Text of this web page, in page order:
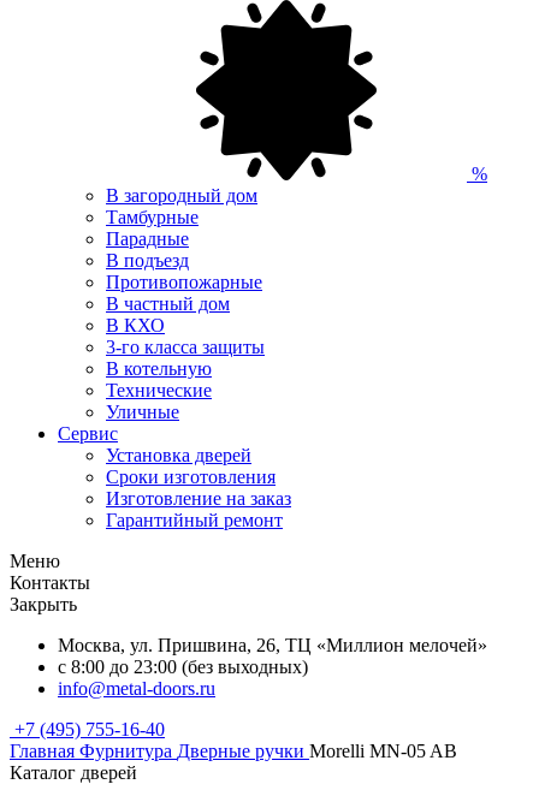
%
В загородный дом
Тамбурные
Парадные
В подъезд
Противопожарные
В частный дом
В КХО
3-го класса защиты
В котельную
Технические
Уличные
Сервис
Установка дверей
Сроки изготовления
Изготовление на заказ
Гарантийный ремонт
Меню
Контакты
Закрыть
Москва, ул. Пришвина, 26, ТЦ «Миллион мелочей»
с 8:00 до 23:00 (без выходных)
info@metal-doors.ru
+7 (495) 755-16-40
Главная Фурнитура Дверные ручки Morelli MN-05 AB
Каталог дверей